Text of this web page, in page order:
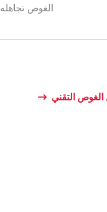
الغوص تجاهله
الغوص التقني